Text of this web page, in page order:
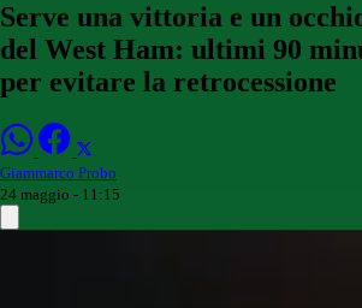
Serve una vittoria e un
del West Ham: ultimi 90
per evitare la retrocessione
Giammarco Probo
24 maggio - 11:15